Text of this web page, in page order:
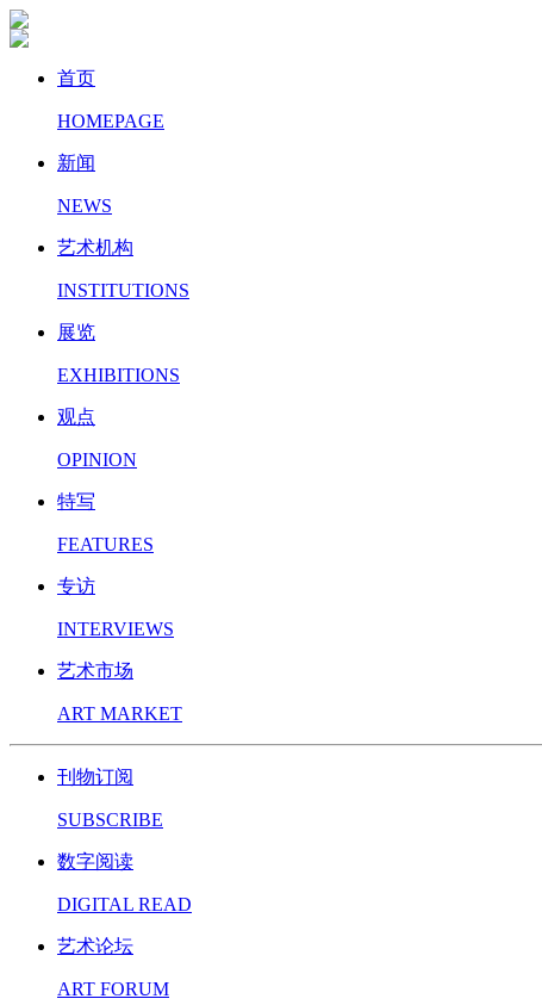
首页
HOMEPAGE
新闻
NEWS
艺术机构
INSTITUTIONS
展览
EXHIBITIONS
观点
OPINION
特写
FEATURES
专访
INTERVIEWS
艺术市场
ART MARKET
刊物订阅
SUBSCRIBE
数字阅读
DIGITAL READ
艺术论坛
ART FORUM